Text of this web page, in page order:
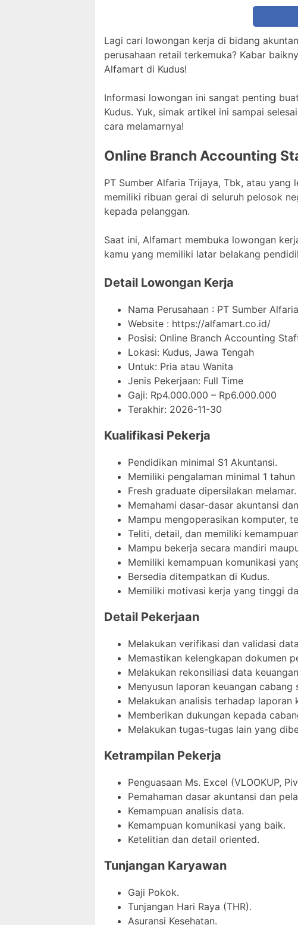
Lagi cari lowongan kerja di bidang
perusahaan retail terkemuka? Kabar
Alfamart di Kudus!
Informasi lowongan ini sangat penting
Kudus. Yuk, simak artikel ini sampai
cara melamarnya!
Online Branch Accounting
PT Sumber Alfaria Trijaya, Tbk, atau
memiliki ribuan gerai di seluruh pelosok
kepada pelanggan.
Saat ini, Alfamart membuka lowongan
kamu yang memiliki latar belakang
Detail Lowongan Kerja
Nama Perusahaan : PT Sumber
Website : https://alfamart.co.id/
Posisi: Online Branch Accounting
Lokasi: Kudus, Jawa Tengah
Untuk: Pria atau Wanita
Jenis Pekerjaan: Full Time
Gaji: Rp4.000.000 – Rp6.000.000
Terakhir: 2026-11-30
Kualifikasi Pekerja
Pendidikan minimal S1 Akuntansi.
Memiliki pengalaman minimal 1
Fresh graduate dipersilakan melamar.
Memahami dasar-dasar akuntansi
Mampu mengoperasikan komputer,
Teliti, detail, dan memiliki
Mampu bekerja secara mandiri
Memiliki kemampuan komunikasi
Bersedia ditempatkan di Kudus.
Memiliki motivasi kerja yang tinggi
Detail Pekerjaan
Melakukan verifikasi dan validasi
Memastikan kelengkapan dokumen
Melakukan rekonsiliasi data
Menyusun laporan keuangan cabang
Melakukan analisis terhadap laporan
Memberikan dukungan kepada
Melakukan tugas-tugas lain yang
Ketrampilan Pekerja
Penguasaan Ms. Excel (VLOOKUP,
Pemahaman dasar akuntansi dan
Kemampuan analisis data.
Kemampuan komunikasi yang baik.
Ketelitian dan detail oriented.
Tunjangan Karyawan
Gaji Pokok.
Tunjangan Hari Raya (THR).
Asuransi Kesehatan.